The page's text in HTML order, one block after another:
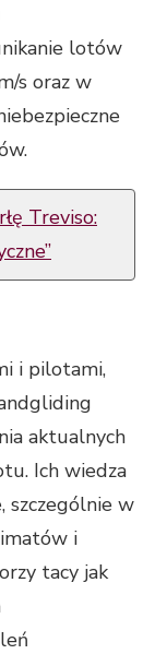
lotów
s oraz w
Treviso:
i pilotami,
aktualnych
Ich wiedza
szczególnie w
i
tacy jak